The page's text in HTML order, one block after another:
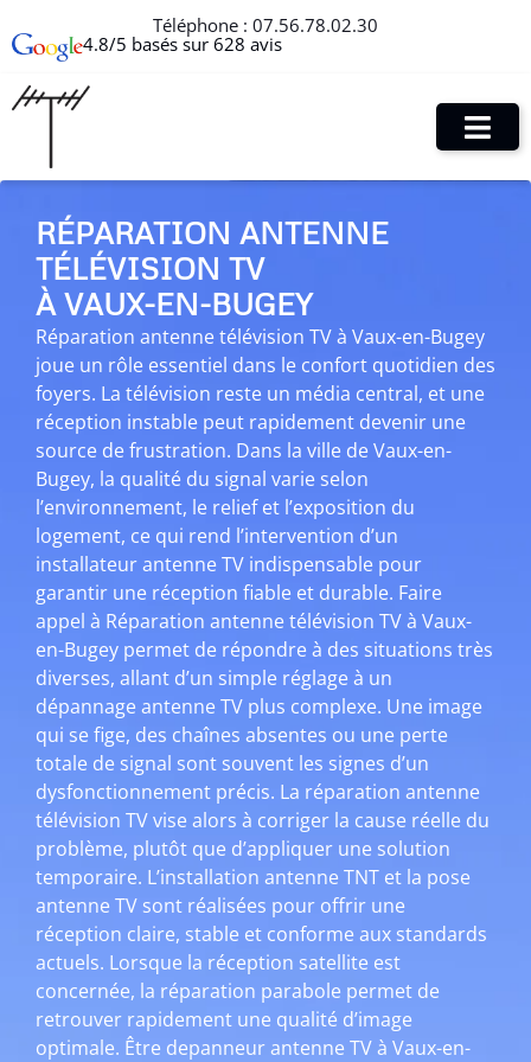
Téléphone : 07.56.78.02.30
4.8/5 basés sur 628 avis
RÉPARATION ANTENNE
TÉLÉVISION TV
À VAUX-EN-BUGEY
Réparation antenne télévision TV à Vaux-en-Bugey
joue un rôle essentiel dans le confort quotidien des
foyers. La télévision reste un média central, et une
réception instable peut rapidement devenir une
source de frustration. Dans la ville de Vaux-en-
Bugey, la qualité du signal varie selon
l’environnement, le relief et l’exposition du
logement, ce qui rend l’intervention d’un
installateur antenne TV indispensable pour
garantir une réception fiable et durable. Faire
appel à Réparation antenne télévision TV à Vaux-
en-Bugey permet de répondre à des situations très
diverses, allant d’un simple réglage à un
dépannage antenne TV plus complexe. Une image
qui se fige, des chaînes absentes ou une perte
totale de signal sont souvent les signes d’un
dysfonctionnement précis. La réparation antenne
télévision TV vise alors à corriger la cause réelle du
problème, plutôt que d’appliquer une solution
temporaire. L’installation antenne TNT et la pose
antenne TV sont réalisées pour offrir une
réception claire, stable et conforme aux standards
actuels. Lorsque la réception satellite est
concernée, la réparation parabole permet de
retrouver rapidement une qualité d’image
optimale. Être depanneur antenne TV à Vaux-en-